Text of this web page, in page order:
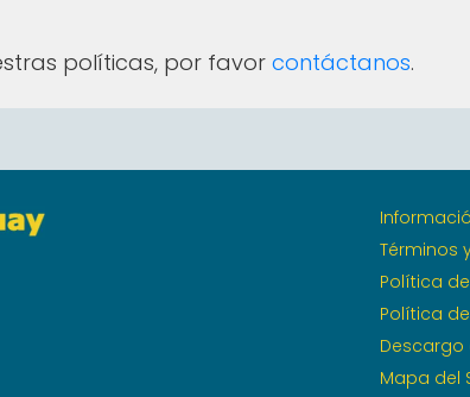
políticas, por favor contáctanos.
Términos
Política
Política
Descargo
Mapa del